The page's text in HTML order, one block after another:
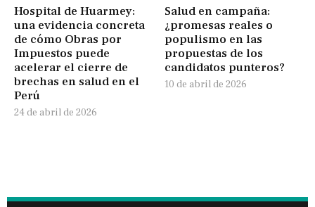
Hospital de Huarmey:
una evidencia concreta
de cómo Obras por
Impuestos puede
acelerar el cierre de
brechas en salud en el
Perú
24 de abril de 2026
Salud en campaña:
¿promesas reales o
populismo en las
propuestas de los
candidatos punteros?
10 de abril de 2026